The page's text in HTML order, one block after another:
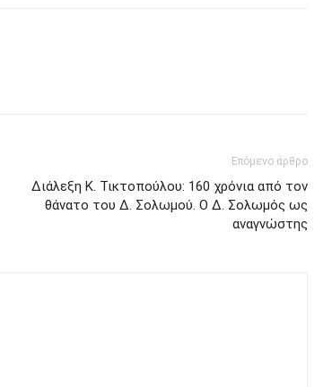
Επόμενο άρθρο
Διάλεξη Κ. Τικτοπούλου: 160 χρόνια από τον
θάνατο του Δ. Σολωμού. Ο Δ. Σολωμός ως
αναγνώστης